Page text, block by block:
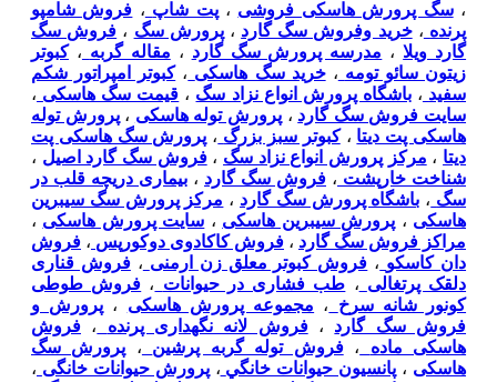
،سگ پرورش هاسکی فروشی ،پت شاپ ، فروش شامپو
پرنده ،خرید وفروش سگ گارد ،پرورش سگ ، فروش سگ
گارد ویلا، مدرسه پرورش سگ گارد ، مقاله گربه ،کبوتر
زیتون سائو تومه ،خرید سگ هاسکی ،کبوتر امپراتور شکم
سفید ،باشگاه پرورش انواع نزاد سگ ، قیمت سگ هاسکی ،
سایت فروش سگ گارد ، پرورش توله هاسکی ،پرورش توله
هاسکی پت دیتا ،کبوتر سبز بزرگ ، پرورش سگ هاسکی پت
دیتا ، مرکز پرورش انواع نزاد سگ ،فروش سگ گارد اصیل ،
شناخت خارپشت ، فروش سگ گارد ، بیماری دریچه قلب در
سگ ، باشگاه پرورش سگ گارد ، مرکز پرورش سگ سیبرین
هاسکی ، پرورش سیبرین هاسکی ، سایت پرورش هاسکی ،
مراکز فروش سگ گارد ، فروش کاکادوی دوکورپس ، فروش
دان کاسکو ، فروش کبوتر معلق زن ارمنی ،فروش قناری
دلقک پرتغالی ، طب فشاری در حیوانات ، فروش طوطی
کونور شانه سرخ
، مجموعه پرورش هاسکی ، پرورش و
فروش سگ گارد ،فروش لانه نگهداری پرنده ، فروش
هاسکی ماده
،فروش توله گربه پرشین ، پرورش سگ
هاسکی ، پانسيون حيوانات خانگي ،پرورش حیوانات خانگی ،